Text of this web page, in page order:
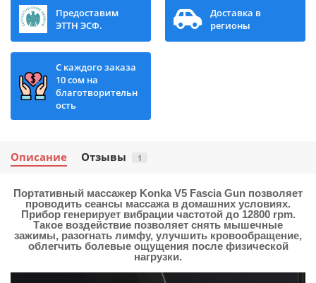
Предоставим
ЭТТН ЭСФ.
Доставка в
регионы
С каждого заказа
10 сом на
благотворительн
ость
Описание Отзывы 1
Портативный массажер Konka V5 Fascia Gun позволяет
проводить сеансы массажа в домашних условиях.
Прибор генерирует вибрации частотой до 12800 rpm.
Такое воздействие позволяет снять мышечные
зажимы, разогнать лимфу, улучшить кровообращение,
облегчить болевые ощущения после физической
нагрузки.